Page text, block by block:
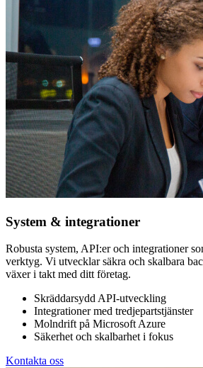
System & integrationer
Robusta system, API:er och integrationer
verktyg. Vi utvecklar säkra och skalbara
växer i takt med ditt företag.
Skräddarsydd API-utveckling
Integrationer med tredjepartstjänster
Molndrift på Microsoft Azure
Säkerhet och skalbarhet i fokus
Kontakta oss